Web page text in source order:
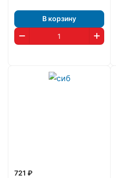
В корзину
721 ₽